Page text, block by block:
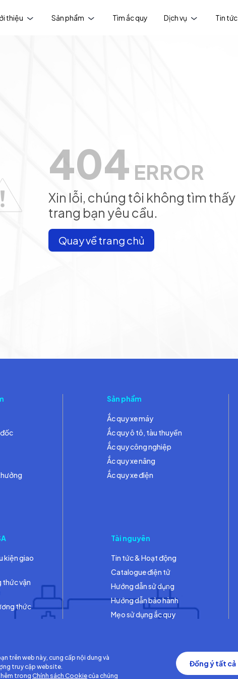
thiệu Sản phẩm Tìm ắc quy Dịch vụ Tin tức
404 ERROR
Xin lỗi, chúng tôi không tìm thấy
trang bạn yêu cầu.
Quay về trang chủ
Sản phẩm
Ắc quy xe máy
Ắc quy ô tô, tàu thuyền
Ắc quy công nghiệp
Ắc quy xe nâng
Ắc quy xe điện
kiện giao
thức vận
thức
Tài nguyên
Tin tức & Hoạt động
Catalogue điện tử
Hướng dẫn sử dụng
Hướng dẫn bảo hành
Mẹo sử dụng ắc quy
trên web này, cung cấp nội dung và
truy cập website.
trong Chính sách Cookiecủa chúng
Đồng ý tất cả